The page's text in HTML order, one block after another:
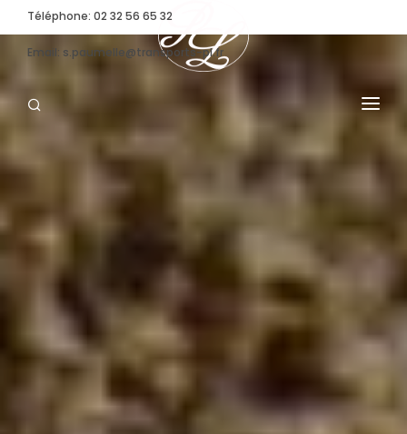
Téléphone: 02 32 56 65 32
Email: s.paumelle@transports-pl.fr
NOS MOYENS
STOCKAGE
ENTREPRISE
ACTUALITÉS